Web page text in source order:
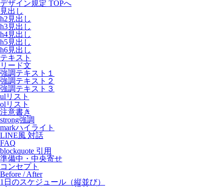
デザイン規定 TOPへ
見出し
h2見出し
h3見出し
h4見出し
h5見出し
h6見出し
テキスト
リード文
強調テキスト１
強調テキスト２
強調テキスト３
ulリスト
olリスト
注意書き
strong強調
markハイライト
LINE風 対話
FAQ
blockquote 引用
準備中・中央寄せ
コンセプト
Before / After
1日のスケジュール（縦並び）